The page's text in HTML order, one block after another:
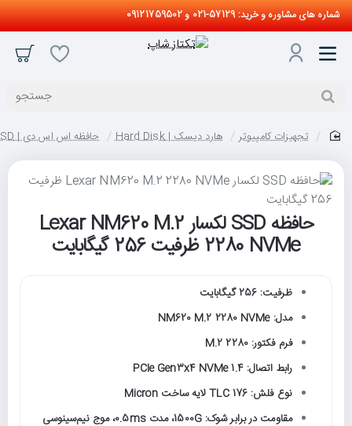
شماره های مشاوره و خرید: 57129-021 و 09121759502
جستجو
تجهیزات کامپیوتر هارد دیسک | Hard Disk حافظه اس اس دی | SSD
حافظه SSD لکسار Lexar NM620 M.2
2280 NVMe ظرفیت 256 گیگابایت
ظرفیت: 256 گیگابایت
مدل: NM620 M.2 2280 NVMe
فرم فکتور: M.2 2280
رابط اتصال: PCIe Gen3x4 NVMe 1.4
نوع فلش: TLC 176 لایه ساخت Micron
مقاومت در برابر شوک: 1500G، مدت 0.5ms، موج نیم‌سینوسی